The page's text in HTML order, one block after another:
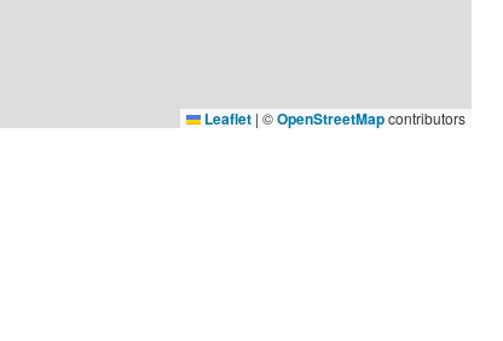
Leaflet | ©OpenStreetMapcontributors